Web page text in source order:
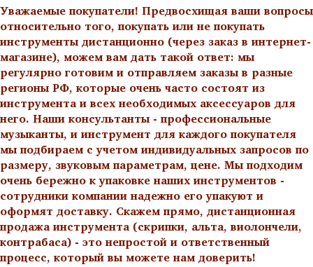
Уважаемые покупатели! Предвосхищая ваши вопросы
относительно того, покупать или не покупать
инструменты дистанционно (через заказ в интернет-
магазине), можем вам дать такой ответ: мы
регулярно готовим и отправляем заказы в разные
регионы РФ, которые очень часто состоят из
инструмента и всех необходимых аксессуаров для
него. Наши консультанты - профессиональные
музыканты, и инструмент для каждого покупателя
мы подбираем с учетом индивидуальных запросов по
размеру, звуковым параметрам, цене. Мы подходим
очень бережно к упаковке наших инструментов -
сотрудники компании надежно его упакуют и
оформят доставку. Скажем прямо, дистанционная
продажа инструмента (скрипки, альта, виолончели,
контрабаса) - это непростой и ответственный
процесс, который вы можете нам доверить!